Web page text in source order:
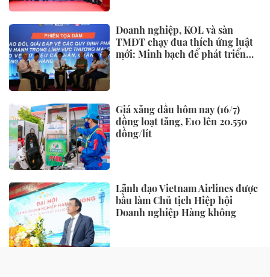
Doanh nghiệp, KOL và sàn
TMĐT chạy đua thích ứng luật
mới: Minh bạch để phát triển
Giá xăng dầu hôm nay (16/7)
đồng loạt tăng, E10 lên 20.550
đồng/lít
Lãnh đạo Vietnam Airlines được
bầu làm Chủ tịch Hiệp hội
Doanh nghiệp Hàng không